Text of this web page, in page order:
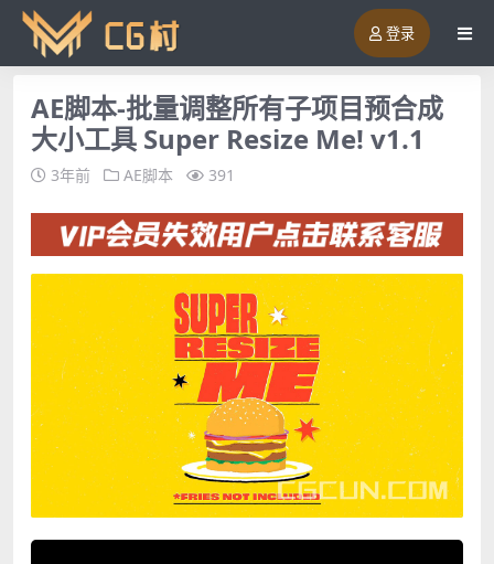
登录
AE脚本-批量调整所有子项目预合成
大小工具 Super Resize Me! v1.1
3年前 AE脚本 391